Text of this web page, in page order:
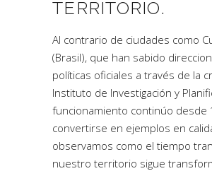
TERRITORIO.
Al contrario de ciudades como
(Brasil), que han sabido
políticas oficiales a través de la
Instituto de Investigación y
funcionamiento continúo desde
convertirse en ejemplos en
observamos como el tiempo
nuestro territorio sigue